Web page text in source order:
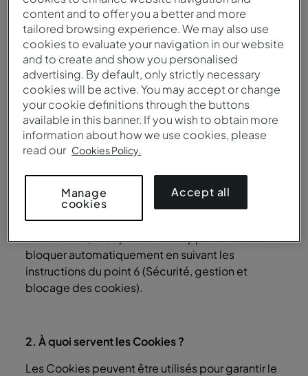
Lors de chaque visite sur les Canaux numériques,
votre navigateur autorise l’accès aux Cookies
installés sur votre appareil, permettant la
reconnaissance et la mémorisation de
l’identifiant qui vous est associé (le cas échéant),
ainsi que l’activation immédiate de vos
préférences d’utilisation. Les Canaux numériques
ne placeront des Cookies sur votre appareil
qu’avec votre consentement exprès, hormis si les
Cookies sont strictement nécessaires au
fonctionnement du site web.
En ce qui concerne les Cookies strictement
nécessaires, vous pouvez les supprimer ou les
bloquer automatiquement en suivant les
instructions du point 6 (Sécurité, gestion et
blocage des cookies).
2. À quoi servent les Cookies ?
Les Cookies peuvent être utilisés pour garantir le
content and to offer you a better and more
tailored browsing experience. We may also use
cookies to evaluate your navigation in our website
and to create and show you personalised
advertising. By default, only strictly necessary
cookies will be active. You may accept or change
your cookie definitions through the buttons
available in this banner. If you wish to obtain more
information about how we use cookies, please
read our Cookies Policy.
Manage
cookies
Accept all